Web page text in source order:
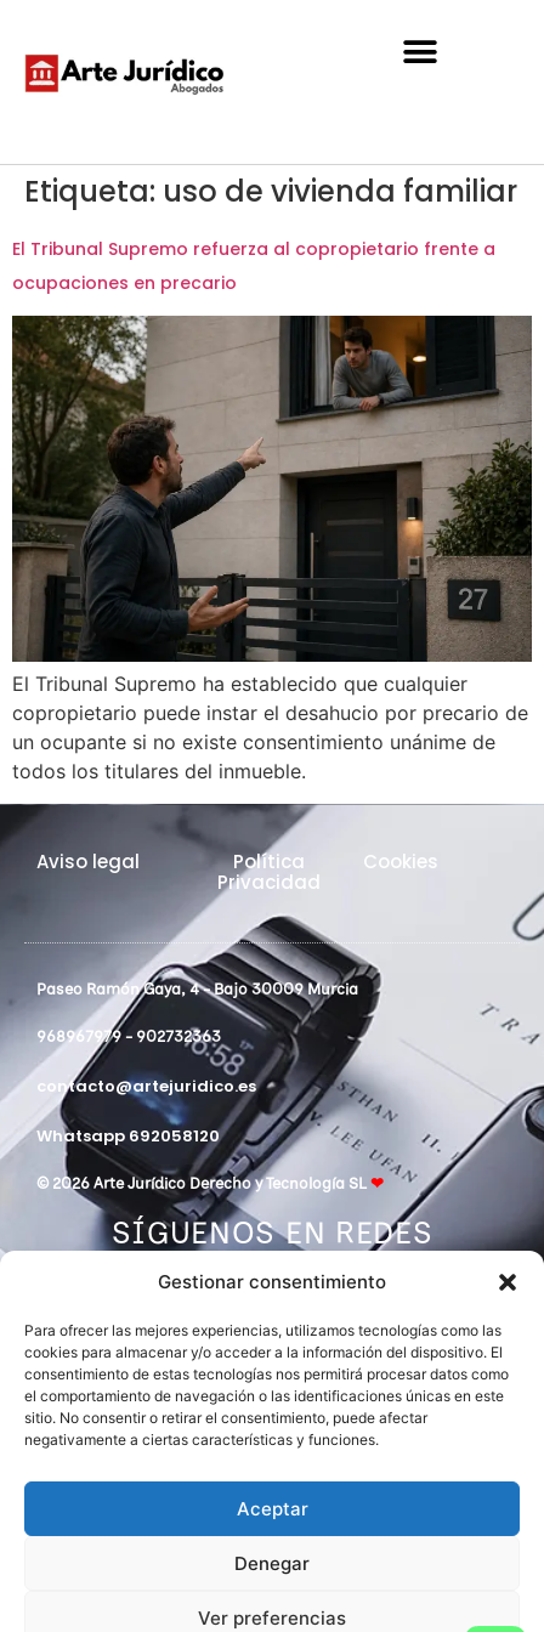
Gestionar consentimiento
Para ofrecer las mejores experiencias, utilizamos tecnologías como las
cookies para almacenar y/o acceder a la información del dispositivo. El
consentimiento de estas tecnologías nos permitirá procesar datos como
el comportamiento de navegación o las identificaciones únicas en este
sitio. No consentir o retirar el consentimiento, puede afectar
negativamente a ciertas características y funciones.
Aceptar
Denegar
Ver preferencias
Etiqueta: uso de vivienda familiar
El Tribunal Supremo refuerza al copropietario frente a
ocupaciones en precario
El Tribunal Supremo ha establecido que cualquier
copropietario puede instar el desahucio por precario de
un ocupante si no existe consentimiento unánime de
todos los titulares del inmueble.
Aviso legal
Política
Privacidad
Cookies
Paseo Ramón Gaya, 4 - Bajo 30009 Murcia
968967979 - 902732363
contacto@artejuridico.es
Whatsapp 692058120
© 2026 Arte Jurídico Derecho y Tecnología SL ❤
SÍGUENOS EN REDES
DESPACHO MIEMBRO DE
INTERNATIONAL LAWYERS NETWORK